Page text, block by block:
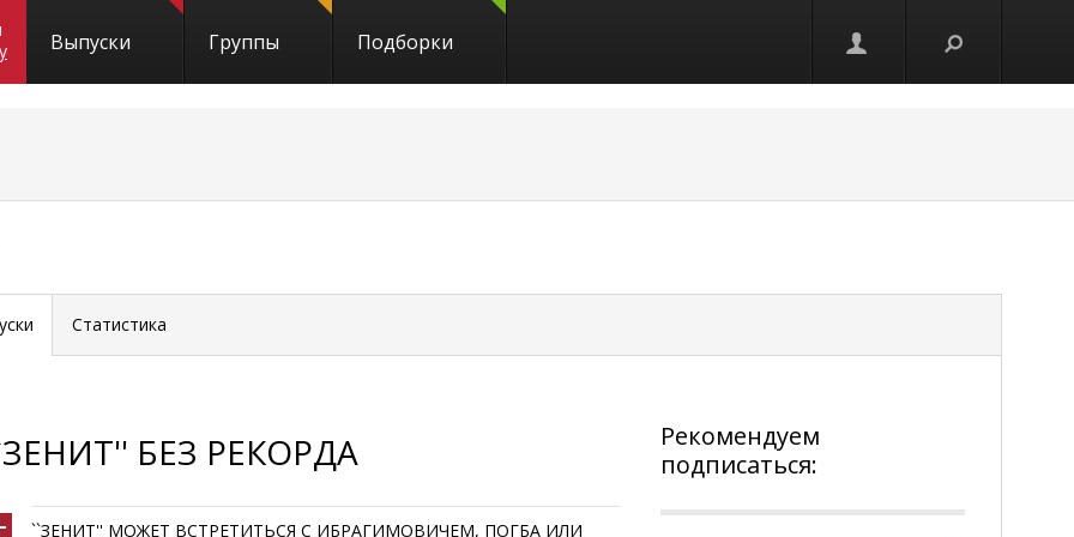
Выпуски Группы Подборки
Статистика
БЕЗ РЕКОРДА
``ЗЕНИТ'' МОЖЕТ ВСТРЕТИТЬСЯ С ИБРАГИМОВИЧЕМ, ПОГБА ИЛИ
Рекомендуем
подписаться: